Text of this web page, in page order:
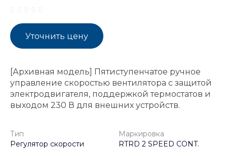
Уточнить цену
[Архивная модель] Пятиступенчатое ручное
управление скоростью вентилятора с защитой
электродвигателя, поддержкой термостатов и
выходом 230 В для внешних устройств.
Тип
Регулятор скорости
Маркировка
RTRD 2 SPEED CONT.